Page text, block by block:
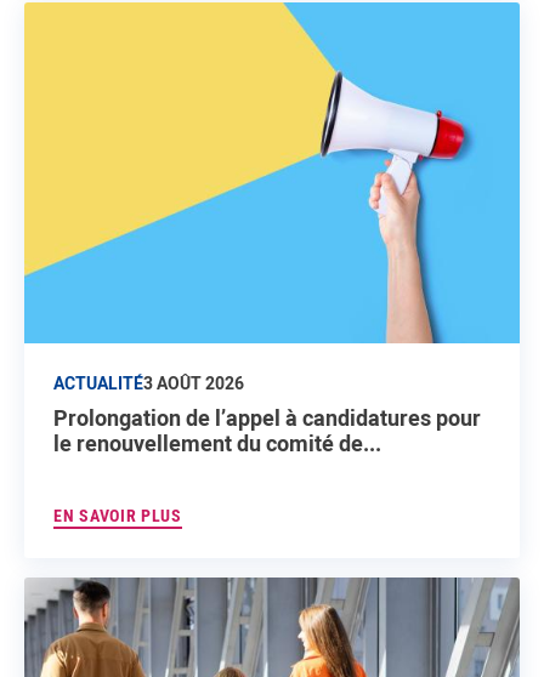
ACTUALITÉ3 AOÛT 2026
Prolongation de l’appel à candidatures pour
le renouvellement du comité de...
EN SAVOIR PLUS